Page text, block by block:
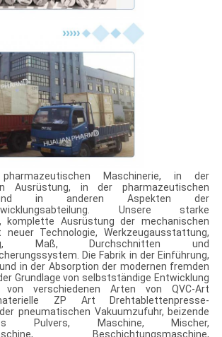
Maschinerie, in der
Ausrüstung, in der pharmazeutischen
in anderen Aspekten der
Unsere starke
komplette Ausrüstung der mechanischen
neuer Technologie, Werkzeugausstattung,
Maß, Durchschnitten und
Die Fabrik in der Einführung,
in der Absorption der modernen fremden
Grundlage von selbstständige Entwicklung
von verschiedenen Arten von QVC-Art
ZP Art Drehtablettenpresse-
pneumatischen Vakuumzufuhr, beizende
Pulvers, Maschine, Mischer,
Beschichtungsmaschine,